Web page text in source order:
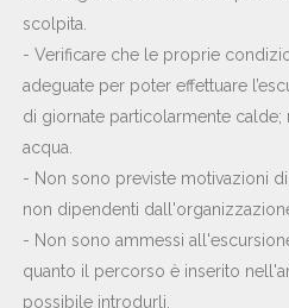
scolpita.
- Verificare che le proprie
adeguate per poter effettuare
di giornate particolarmente calde;
acqua.
- Non sono previste motivazioni
non dipendenti
- Non sono ammessi
quanto il percorso è inserito
possibile introdurli.